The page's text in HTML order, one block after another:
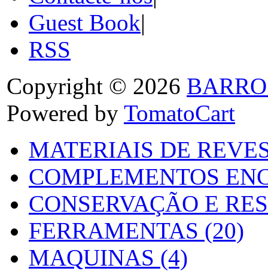
Guest Book|
RSS
Copyright © 2026
Powered by TomatoCart
MATERIAIS DE
COMPLEMENTOS
CONSERVAÇÃO E
FERRAMENTAS (20)
MAQUINAS (4)